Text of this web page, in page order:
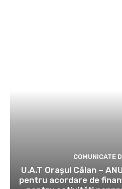
COMUNICATE
U.A.T Orașul Călan –
pentru acordare de